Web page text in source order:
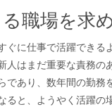
職場を求
ぐに仕事で活躍できる
人はまだ重要な責務の
であり、数年間の勤務
ると、ようやく活躍の